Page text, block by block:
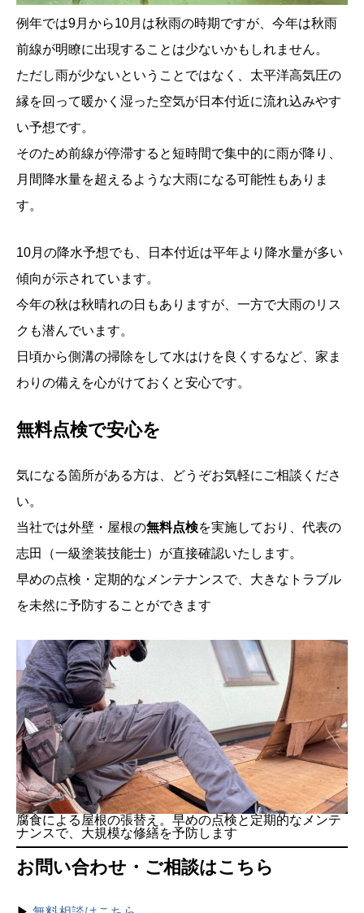
例年では9月から10月は秋雨の時期ですが、今年は秋雨
前線が明瞭に出現することは少ないかもしれません。
ただし雨が少ないということではなく、太平洋高気圧の
縁を回って暖かく湿った空気が日本付近に流れ込みやす
い予想です。
そのため前線が停滞すると短時間で集中的に雨が降り、
月間降水量を超えるような大雨になる可能性もありま
す。
10月の降水予想でも、日本付近は平年より降水量が多い
傾向が示されています。
今年の秋は秋晴れの日もありますが、一方で大雨のリス
クも潜んでいます。
日頃から側溝の掃除をして水はけを良くするなど、家ま
わりの備えを心がけておくと安心です。
無料点検で安心を
気になる箇所がある方は、どうぞお気軽にご相談くださ
い。
当社では外壁・屋根の無料点検を実施しており、代表の
志田（一級塗装技能士）が直接確認いたします。
早めの点検・定期的なメンテナンスで、大きなトラブル
を未然に予防することができます
腐食による屋根の張替え。早めの点検と定期的なメンテ
ナンスで、大規模な修繕を予防します
お問い合わせ・ご相談はこちら